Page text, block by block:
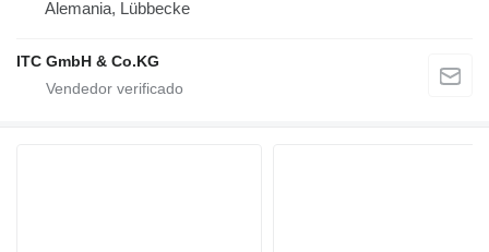
Alemania, Lübbecke
ITC GmbH & Co.KG